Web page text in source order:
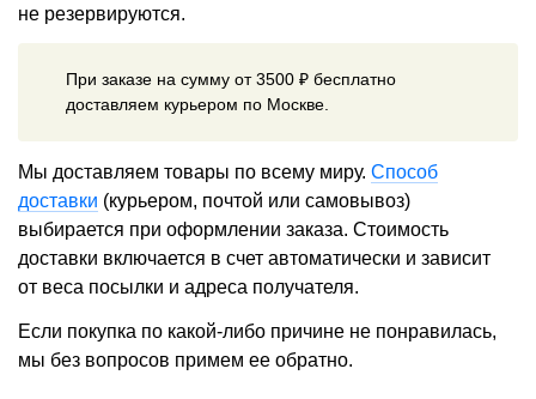
не резервируются.
При заказе на сумму от 3500 ₽ бесплатно
доставляем курьером по Москве.
Мы доставляем товары по всему миру. Способ
доставки (курьером, почтой или самовывоз)
выбирается при оформлении заказа. Стоимость
доставки включается в счет автоматически и зависит
от веса посылки и адреса получателя.
Если покупка по какой-либо причине не понравилась,
мы без вопросов примем ее обратно.